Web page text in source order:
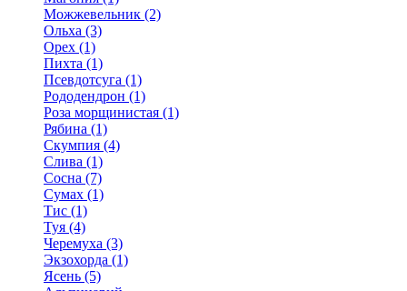
Можжевельник (2)
Ольха (3)
Орех (1)
Пихта (1)
Псевдотсуга (1)
Рододендрон (1)
Роза морщинистая (1)
Рябина (1)
Скумпия (4)
Слива (1)
Сосна (7)
Сумах (1)
Тис (1)
Туя (4)
Черемуха (3)
Экзохорда (1)
Ясень (5)